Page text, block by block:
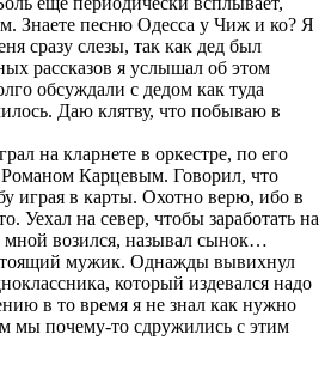
Знаете песню Одесса у Чиж и ко? Я
сразу слезы, так как дед был
рассказов я услышал об этом
обсуждали с дедом как туда
Даю клятву, что побываю в
на кларнете в оркестре, по его
Романом Карцевым. Говорил, что
играя в карты. Охотно верю, ибо в
Уехал на север, чтобы заработать на
мной возился, называл сынок…
мужик. Однажды вывихнул
который издевался надо
в то время я не знал как нужно
мы почему-то сдружились с этим